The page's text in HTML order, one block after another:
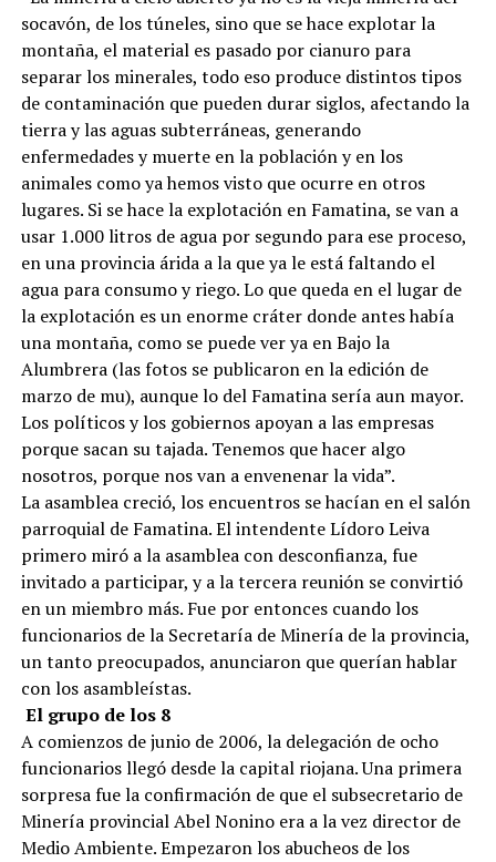
socavón, de los túneles, sino que se hace explotar la
montaña, el material es pasado por cianuro para
separar los minerales, todo eso produce distintos tipos
de contaminación que pueden durar siglos, afectando la
tierra y las aguas subterráneas, generando
enfermedades y muerte en la población y en los
animales como ya hemos visto que ocurre en otros
lugares. Si se hace la explotación en Famatina, se van a
usar 1.000 litros de agua por segundo para ese proceso,
en una provincia árida a la que ya le está faltando el
agua para consumo y riego. Lo que queda en el lugar de
la explotación es un enorme cráter donde antes había
una montaña, como se puede ver ya en Bajo la
Alumbrera (las fotos se publicaron en la edición de
marzo de mu), aunque lo del Famatina sería aun mayor.
Los políticos y los gobiernos apoyan a las empresas
porque sacan su tajada. Tenemos que hacer algo
nosotros, porque nos van a envenenar la vida”.
La asamblea creció, los encuentros se hacían en el salón
parroquial de Famatina. El intendente Lídoro Leiva
primero miró a la asamblea con desconfianza, fue
invitado a participar, y a la tercera reunión se convirtió
en un miembro más. Fue por entonces cuando los
funcionarios de la Secretaría de Minería de la provincia,
un tanto preocupados, anunciaron que querían hablar
con los asambleístas.
El grupo de los 8
A comienzos de junio de 2006, la delegación de ocho
funcionarios llegó desde la capital riojana. Una primera
sorpresa fue la confirmación de que el subsecretario de
Minería provincial Abel Nonino era a la vez director de
Medio Ambiente. Empezaron los abucheos de los